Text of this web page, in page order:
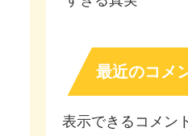
最近のコメ
表示できるコメン